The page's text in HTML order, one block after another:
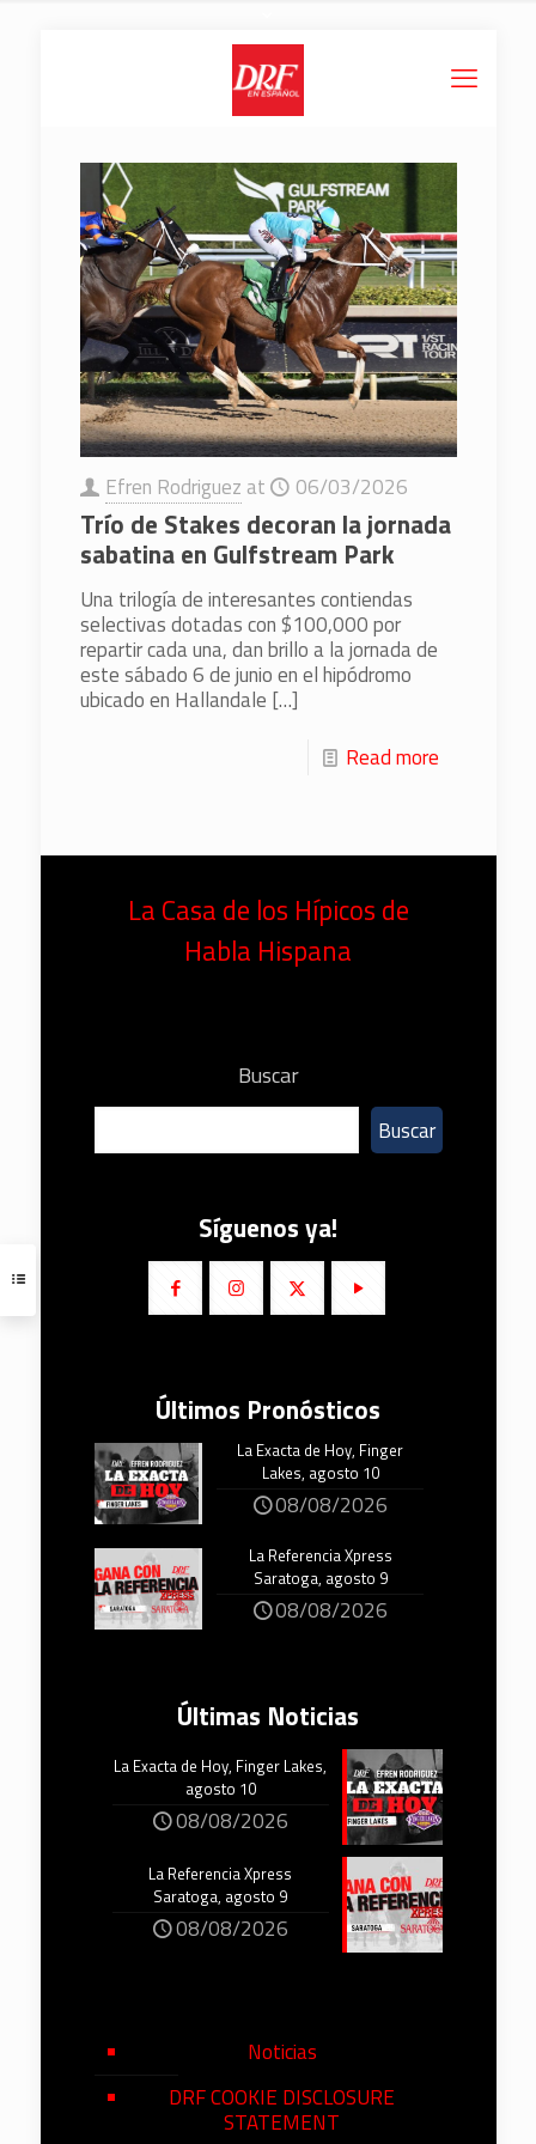
Efren Rodriguez at 06/03/2026
Trío de Stakes decoran la jornada
sabatina en Gulfstream Park
Una trilogía de interesantes contiendas
selectivas dotadas con $100,000 por
repartir cada una, dan brillo a la jornada de
este sábado 6 de junio en el hipódromo
ubicado en Hallandale […]
Read more
La Casa de los Hípicos de
Habla Hispana
Buscar
Buscar
Síguenos ya!
Últimos Pronósticos
La Exacta de Hoy, Finger
Lakes, agosto 10
08/08/2026
La Referencia Xpress
Saratoga, agosto 9
08/08/2026
Últimas Noticias
La Exacta de Hoy, Finger Lakes,
agosto 10
08/08/2026
La Referencia Xpress
Saratoga, agosto 9
08/08/2026
Noticias
DRF COOKIE DISCLOSURE
STATEMENT